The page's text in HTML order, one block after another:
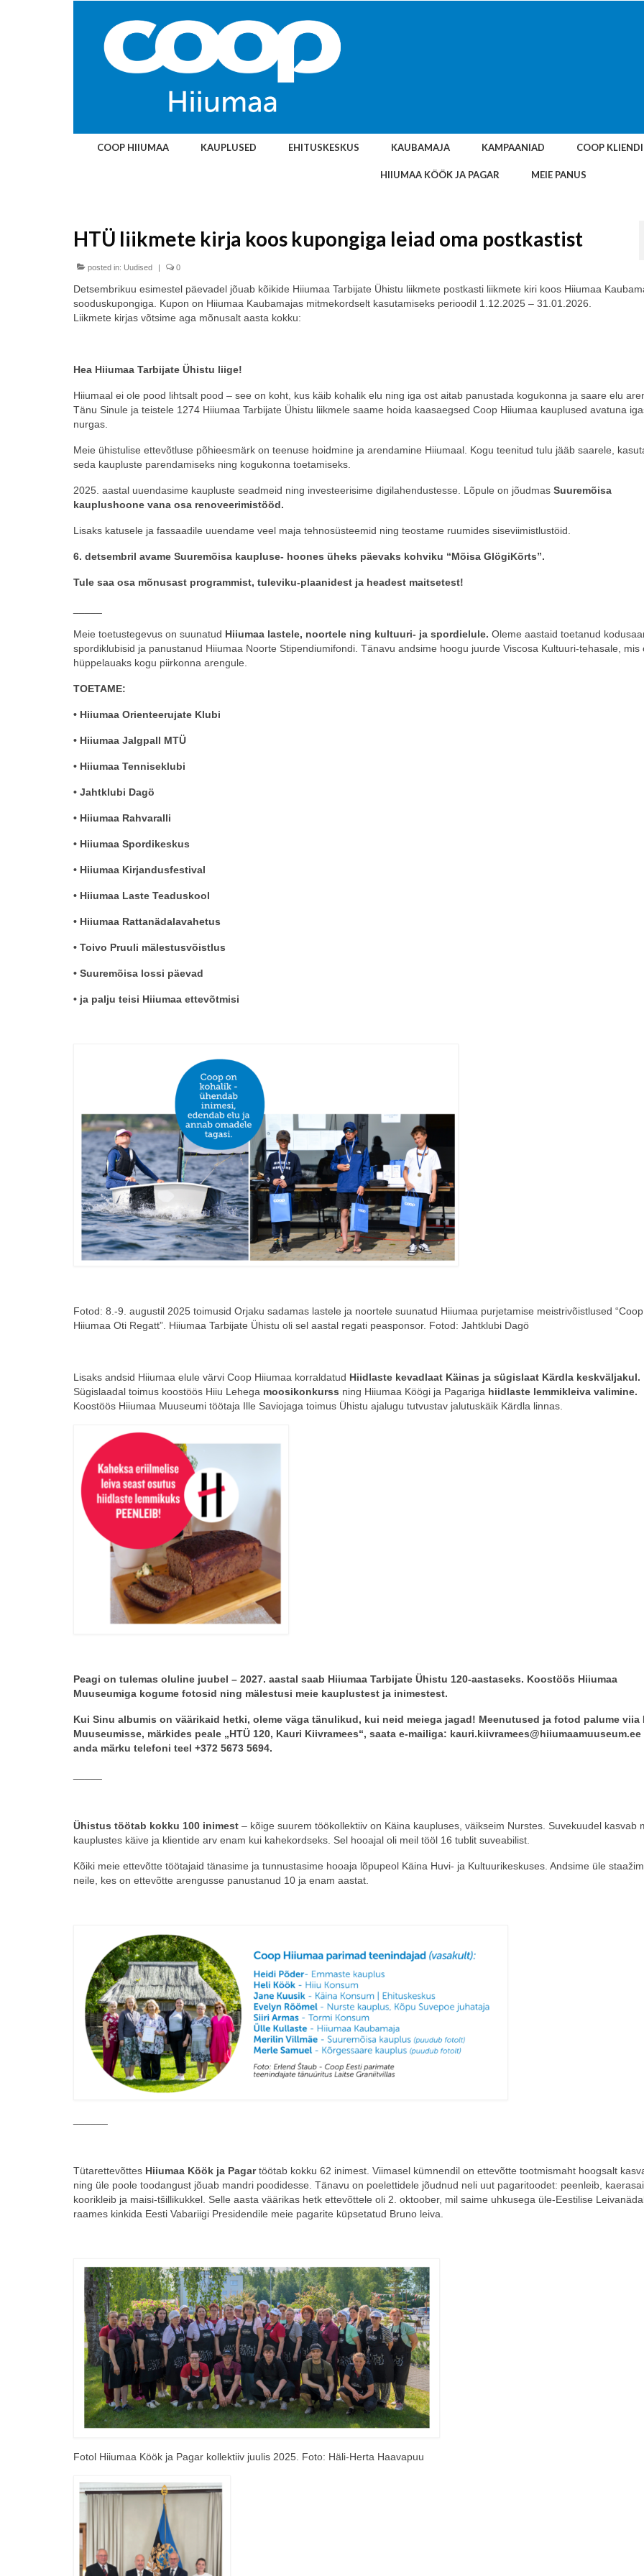
COOP HIIUMAA KAUPLUSED EHITUSKESKUS KAUBAMAJA KAMPAANIAD COOP
HIIUMAA KÖÖK JA PAGAR MEIE PANUS
HTÜ liikmete kirja koos kupongiga leiad oma postkastist
posted in: Uudised | 0
Detsembrikuu esimestel päevadel jõuab kõikide Hiiumaa Tarbijate Ühistu liikmete postkasti liikmete kiri koos Hiiumaa
sooduskupongiga. Kupon on Hiiumaa Kaubamajas mitmekordselt kasutamiseks perioodil 1.12.2025 – 31.01.2026.
Liikmete kirjas võtsime aga mõnusalt aasta kokku:
Hea Hiiumaa Tarbijate Ühistu liige!
Hiiumaal ei ole pood lihtsalt pood – see on koht, kus käib kohalik elu ning iga ost aitab panustada kogukonna ja saare elu
Tänu Sinule ja teistele 1274 Hiiumaa Tarbijate Ühistu liikmele saame hoida kaasaegsed Coop Hiiumaa kauplused avatuna
nurgas.
Meie ühistulise ettevõtluse põhieesmärk on teenuse hoidmine ja arendamine Hiiumaal. Kogu teenitud tulu jääb saarele,
seda kaupluste parendamiseks ning kogukonna toetamiseks.
2025. aastal uuendasime kaupluste seadmeid ning investeerisime digilahendustesse. Lõpule on jõudmas Suuremõisa
kauplushoone vana osa renoveerimistööd.
Lisaks katusele ja fassaadile uuendame veel maja tehnosüsteemid ning teostame ruumides siseviimistlustöid.
6. detsembril avame Suuremõisa kaupluse- hoones üheks päevaks kohviku “Mõisa GlögiKõrts”.
Tule saa osa mõnusast programmist, tuleviku-plaanidest ja headest maitsetest!
Meie toetustegevus on suunatud Hiiumaa lastele, noortele ning kultuuri- ja spordielule. Oleme aastaid toetanud
spordiklubisid ja panustanud Hiiumaa Noorte Stipendiumifondi. Tänavu andsime hoogu juurde Viscosa Kultuuri-tehasale, mis
hüppelauaks kogu piirkonna arengule.
TOETAME:
• Hiiumaa Orienteerujate Klubi
• Hiiumaa Jalgpall MTÜ
• Hiiumaa Tenniseklubi
• Jahtklubi Dagö
• Hiiumaa Rahvaralli
• Hiiumaa Spordikeskus
• Hiiumaa Kirjandusfestival
• Hiiumaa Laste Teaduskool
• Hiiumaa Rattanädalavahetus
• Toivo Pruuli mälestusvõistlus
• Suuremõisa lossi päevad
• ja palju teisi Hiiumaa ettevõtmisi
Fotod: 8.-9. augustil 2025 toimusid Orjaku sadamas lastele ja noortele suunatud Hiiumaa purjetamise meistrivõistlused “Coop
Hiiumaa Oti Regatt”. Hiiumaa Tarbijate Ühistu oli sel aastal regati peasponsor. Fotod: Jahtklubi Dagö
Lisaks andsid Hiiumaa elule värvi Coop Hiiumaa korraldatud Hiidlaste kevadlaat Käinas ja sügislaat Kärdla keskväljakul.
Sügislaadal toimus koostöös Hiiu Lehega moosikonkurss ning Hiiumaa Köögi ja Pagariga hiidlaste lemmikleiva valimine.
Koostöös Hiiumaa Muuseumi töötaja Ille Saviojaga toimus Ühistu ajalugu tutvustav jalutuskäik Kärdla linnas.
Peagi on tulemas oluline juubel – 2027. aastal saab Hiiumaa Tarbijate Ühistu 120-aastaseks. Koostöös Hiiumaa
Muuseumiga kogume fotosid ning mälestusi meie kauplustest ja inimestest.
Kui Sinu albumis on väärikaid hetki, oleme väga tänulikud, kui neid meiega jagad! Meenutused ja fotod palume viia
Muuseumisse, märkides peale „HTÜ 120, Kauri Kiivramees“, saata e-mailiga:
anda märku telefoni teel +372 5673 5694.
Ühistus töötab kokku 100 inimest – kõige suurem töökollektiiv on Käina kaupluses, väikseim Nurstes. Suvekuudel kasvab
kauplustes käive ja klientide arv enam kui kahekordseks. Sel hooajal oli meil tööl 16 tublit suveabilist.
Kõiki meie ettevõtte töötajaid tänasime ja tunnustasime hooaja lõpupeol Käina Huvi- ja Kultuurikeskuses. Andsime üle
neile, kes on ettevõtte arengusse panustanud 10 ja enam aastat.
Tütarettevõttes Hiiumaa Köök ja Pagartöötab kokku 62 inimest. Viimasel kümnendil on ettevõtte tootmismaht hoogsalt
ning üle poole toodangust jõuab mandri poodidesse. Tänavu on poelettidele jõudnud neli uut pagaritoodet: peenleib,
koorikleib ja maisi-tšillikukkel. Selle aasta väärikas hetk ettevõttele oli 2. oktoober, mil saime uhkusega üle-Eestilise
raames kinkida Eesti Vabariigi Presidendile meie pagarite küpsetatud Bruno leiva.
Fotol Hiiumaa Köök ja Pagar kollektiiv juulis 2025. Foto: Häli-Herta Haavapuu